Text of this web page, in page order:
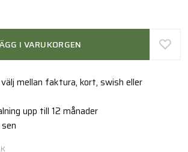
I VARUKORGEN
mellan faktura, kort, swish eller
upp till 12 månader